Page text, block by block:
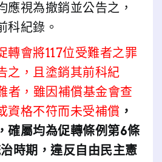
應視為撤銷並公告之，
科紀錄。
轉會將117位受難者之罪
之，且塗銷其前科紀
者，雖因補償基金會查
資格不符而未受補償 ，
確屬均為促轉條例第6條
時期，違反自由民主憲